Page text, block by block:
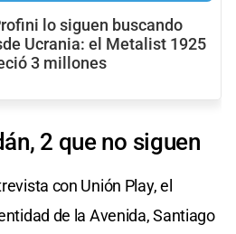
lo siguen buscando
Ucrania: el Metalist 1925
3 millones
2 que no siguen
con Unión Play, el
de la Avenida, Santiago